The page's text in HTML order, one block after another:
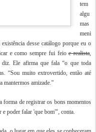
tem
algu
mas
meni
desse catálogo porque eu o
e como sempre fui feioe realista,
diz. Ele afirma que fala “o que toda
“Sou muito extrovertido, então até
mantermos amizade.”
forma de registrar os bons momentos
e poder falar 'que bom'", conta.